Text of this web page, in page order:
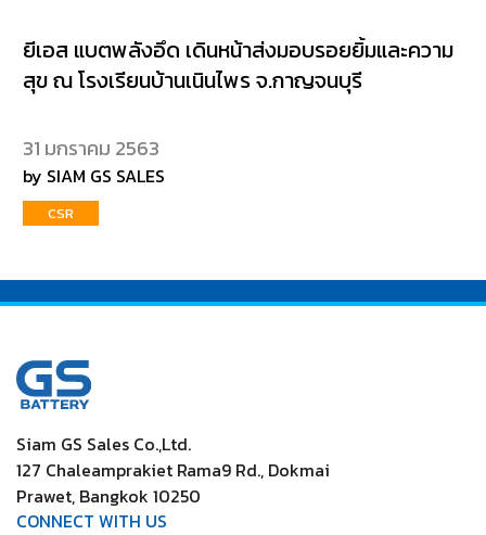
ยีเอส แบตพลังอึด เดินหน้าส่งมอบรอยยิ้มและความ
สุข ณ โรงเรียนบ้านเนินไพร จ.กาญจนบุรี
31 มกราคม 2563
by SIAM GS SALES
CSR
Siam GS Sales Co.,Ltd.
127 Chaleamprakiet Rama9 Rd., Dokmai
Prawet, Bangkok 10250
CONNECT WITH US